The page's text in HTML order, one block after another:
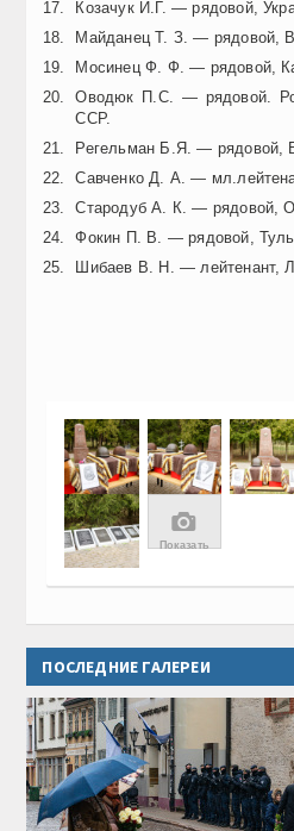
Козачук И.Г. — рядовой,
Майданец Т. З. — рядовой,
Мосинец Ф. Ф. — рядовой,
Оводюк П.С. — рядовой.
ССР.
Регельман Б.Я. — рядовой,
Савченко Д. А. —
Стародуб А. К. — рядовой,
Фокин П. В. — рядовой,
Шибаев В. Н. — лейтенант,
📷
Показать
ПОСЛЕДНИЕ ГАЛЕРЕИ